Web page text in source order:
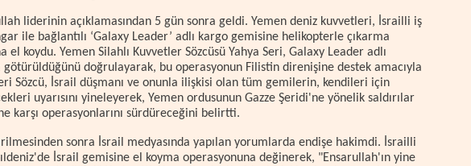
liderinin açıklamasından 5 gün sonra geldi. Yemen deniz kuvvetleri, İsrailli iş
ile bağlantılı ‘Galaxy Leader’ adlı kargo gemisine helikopterle çıkarma
el koydu. Yemen Silahlı Kuvvetler Sözcüsü Yahya Seri, Galaxy Leader adlı
götürüldüğünü doğrulayarak, bu operasyonun Filistin direnişine destek amacıyla
Sözcü, İsrail düşmanı ve onunla ilişkisi olan tüm gemilerin, kendileri için
uyarısını yineleyerek, Yemen ordusunun Gazze Şeridi'ne yönelik saldırılar
karşı operasyonlarını sürdüreceğini belirtti.
sonra İsrail medyasında yapılan yorumlarda endişe hakimdi. İsrailli
İsrail gemisine el koyma operasyonuna değinerek, "Ensarullah'ın yine